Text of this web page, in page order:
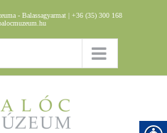
- Balassagyarmat | +36 (35) 300 168